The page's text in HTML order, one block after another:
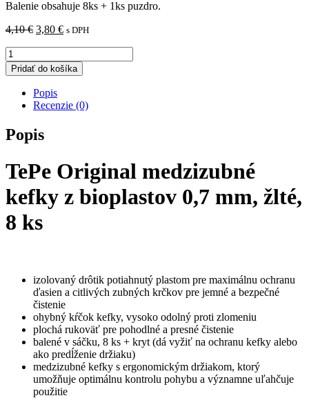
Balenie obsahuje 8ks + 1ks puzdro.
4,10€ Pôvodná
4,10 €.
3,80 €Aktuálna
3,80 €.
s DPH
množstvo
TePe
Original
medzizubné
kefky
bioplastov
0,7
žlté,
8
ks
Pridať do košíka
Popis
Recenzie (0)
Popis
TePe Original medzizubné
kefky z bioplastov 0,7 mm, žlté,
8 ks
izolovaný drôtik potiahnutý plastom pre maximálnu ochranu
ďasien a citlivých zubných krčkov pre jemné a bezpečné
čistenie
ohybný kŕčok kefky, vysoko odolný proti zlomeniu
plochá rukoväť pre pohodlné a presné čistenie
balené v sáčku, 8 ks + kryt (dá vyžiť na ochranu kefky alebo
ako predĺženie držiaku)
medzizubné kefky s ergonomickým držiakom, ktorý
umožňuje optimálnu kontrolu pohybu a významne uľahčuje
použitie